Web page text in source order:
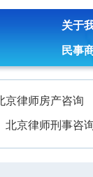
关于
民事
京律师房产咨询
北京律师刑事咨